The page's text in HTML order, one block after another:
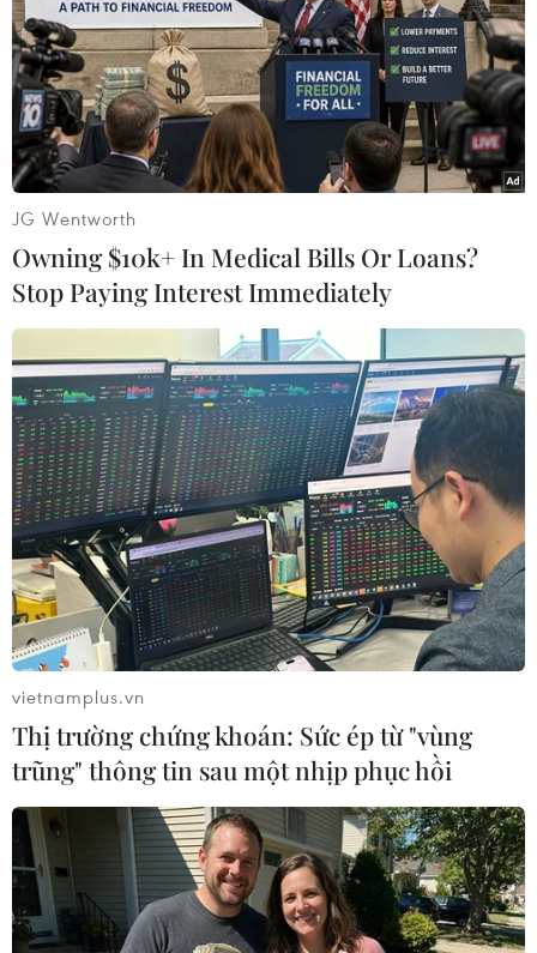
Chị Lệ chia sẻ bất kể ai đến ăn phở "treo" đều được nhưng cửa
hàng sẽ ưu tiên người già, trẻ nhỏ, người tàn tật, sinh viên.
(Ảnh: Minh Sơn/Vietnam+)
Những bát phở "treo" to hơn so với bát phở bình thường tại
quán. Chị Lệ giải thích chiếc bát to hơn sẽ được cho nhiều phở
và thịt hơn cho người lao động. (Ảnh: Minh Sơn/Vietnam+)
JG Wentworth
Owning $10k+ In Medical Bills Or Loans?
Stop Paying Interest Immediately
vietnamplus.vn
Thị trường chứng khoán: Sức ép từ "vùng
trũng" thông tin sau một nhịp phục hồi